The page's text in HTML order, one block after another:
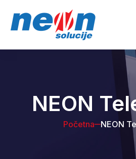
NEON
Početna NEON